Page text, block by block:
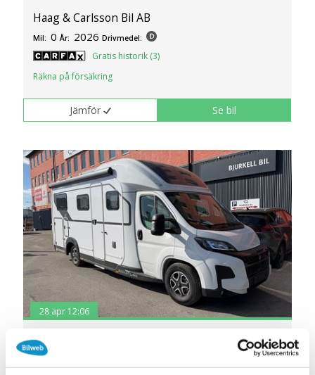
Haag & Carlsson Bil AB
Mil: 0 År: 2026 Drivmedel:
Gratis historik (3)
Räkna på försäkring
Jämför Se bil
28 apr 12:06
Bürstner Signature SFT 7.1 Långbädd, ALDE -
N..
Pris1 402 610 kr Beräkna månadskostnad